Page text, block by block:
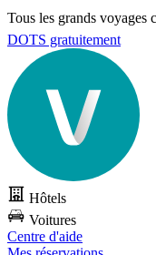
Tous les grands voyages
DOTS gratuitement
Hôtels
Voitures
Centre d'aide